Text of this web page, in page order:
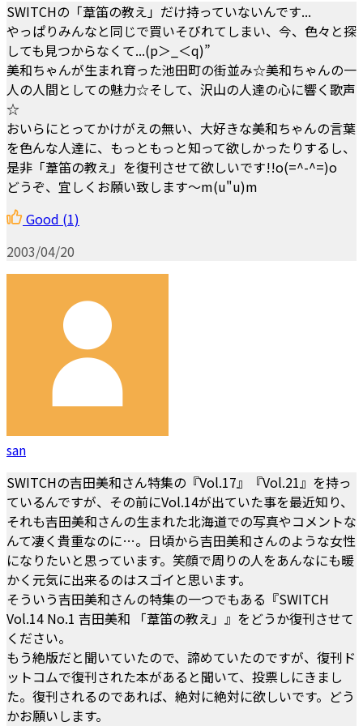
SWITCHの「葦笛の教え」だけ持っていないんです...
やっぱりみんなと同じで買いそびれてしまい、今、色々と探
しても見つからなくて...(p＞_＜q)”
美和ちゃんが生まれ育った池田町の街並み☆美和ちゃんの一
人の人間としての魅力☆そして、沢山の人達の心に響く歌声
☆
おいらにとってかけがえの無い、大好きな美和ちゃんの言葉
を色んな人達に、もっともっと知って欲しかったりするし、
是非「葦笛の教え」を復刊させて欲しいです!!o(=^-^=)o
どうぞ、宜しくお願い致します～m(u"u)m
Good (1)
2003/04/20
san
SWITCHの吉田美和さん特集の『Vol.17』『Vol.21』を持っ
ているんですが、その前にVol.14が出ていた事を最近知り、
それも吉田美和さんの生まれた北海道での写真やコメントな
んて凄く貴重なのに…。日頃から吉田美和さんのような女性
になりたいと思っています。笑顔で周りの人をあんなにも暖
かく元気に出来るのはスゴイと思います。
そういう吉田美和さんの特集の一つでもある『SWITCH
Vol.14 No.1 吉田美和 「葦笛の教え」』をどうか復刊させて
ください。
もう絶版だと聞いていたので、諦めていたのですが、復刊ド
ットコムで復刊された本があると聞いて、投票しにきまし
た。復刊されるのであれば、絶対に絶対に欲しいです。どう
かお願いします。